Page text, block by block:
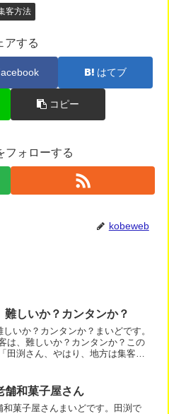
客方法
アする
はてブ
コピー
フォローする
kobeweb
しいか？カンタンか？
いか？カンタンか？まいどです。
は、難しいか？カンタンか？この
渕さん、やはり、地方は集客で
舗和菓子屋さん
菓子屋さんまいどです。田渕で